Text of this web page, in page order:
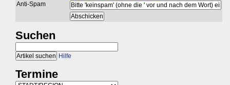
Anti-Spam
Suchen
Hilfe
Termine